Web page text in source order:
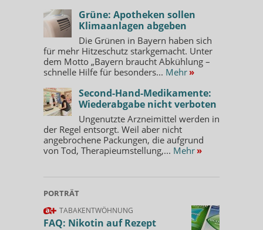
Grüne: Apotheken sollen
Klimaanlagen abgeben
Die Grünen in Bayern haben sich
für mehr Hitzeschutz starkgemacht. Unter
dem Motto „Bayern braucht Abkühlung –
schnelle Hilfe für besonders... Mehr »
Second-Hand-Medikamente:
Wiederabgabe nicht verboten
Ungenutzte Arzneimittel werden in
der Regel entsorgt. Weil aber nicht
angebrochene Packungen, die aufgrund
von Tod, Therapieumstellung,... Mehr »
PORTRÄT
TABAKENTWÖHNUNG
FAQ: Nikotin auf Rezept